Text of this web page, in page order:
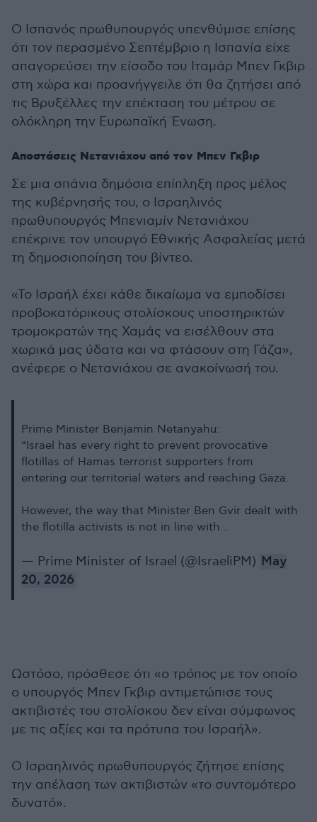
Ο Ισπανός πρωθυπουργός υπενθύμισε επίσης
ότι τον περασμένο Σεπτέμβριο η Ισπανία είχε
απαγορεύσει την είσοδο του Ιταμάρ Μπεν Γκβιρ
στη χώρα και προανήγγειλε ότι θα ζητήσει από
τις Βρυξέλλες την επέκταση του μέτρου σε
ολόκληρη την Ευρωπαϊκή Ένωση.
Αποστάσεις Νετανιάχου από τον Μπεν Γκβιρ
Σε μια σπάνια δημόσια επίπληξη προς μέλος
της κυβέρνησής του, ο Ισραηλινός
πρωθυπουργός Μπενιαμίν Νετανιάχου
επέκρινε τον υπουργό Εθνικής Ασφαλείας μετά
τη δημοσιοποίηση του βίντεο.
«Το Ισραήλ έχει κάθε δικαίωμα να εμποδίσει
προβοκατόρικους στολίσκους υποστηρικτών
τρομοκρατών της Χαμάς να εισέλθουν στα
χωρικά μας ύδατα και να φτάσουν στη Γάζα»,
ανέφερε ο Νετανιάχου σε ανακοίνωσή του.
Prime Minister Benjamin Netanyahu:
“Israel has every right to prevent provocative
flotillas of Hamas terrorist supporters from
entering our territorial waters and reaching Gaza.
However, the way that Minister Ben Gvir dealt with
the flotilla activists is not in line with…
— Prime Minister of Israel (@IsraeliPM) May
20, 2026
Ωστόσο, πρόσθεσε ότι «ο τρόπος με τον οποίο
ο υπουργός Μπεν Γκβιρ αντιμετώπισε τους
ακτιβιστές του στολίσκου δεν είναι σύμφωνος
με τις αξίες και τα πρότυπα του Ισραήλ».
Ο Ισραηλινός πρωθυπουργός ζήτησε επίσης
την απέλαση των ακτιβιστών «το συντομότερο
δυνατό».